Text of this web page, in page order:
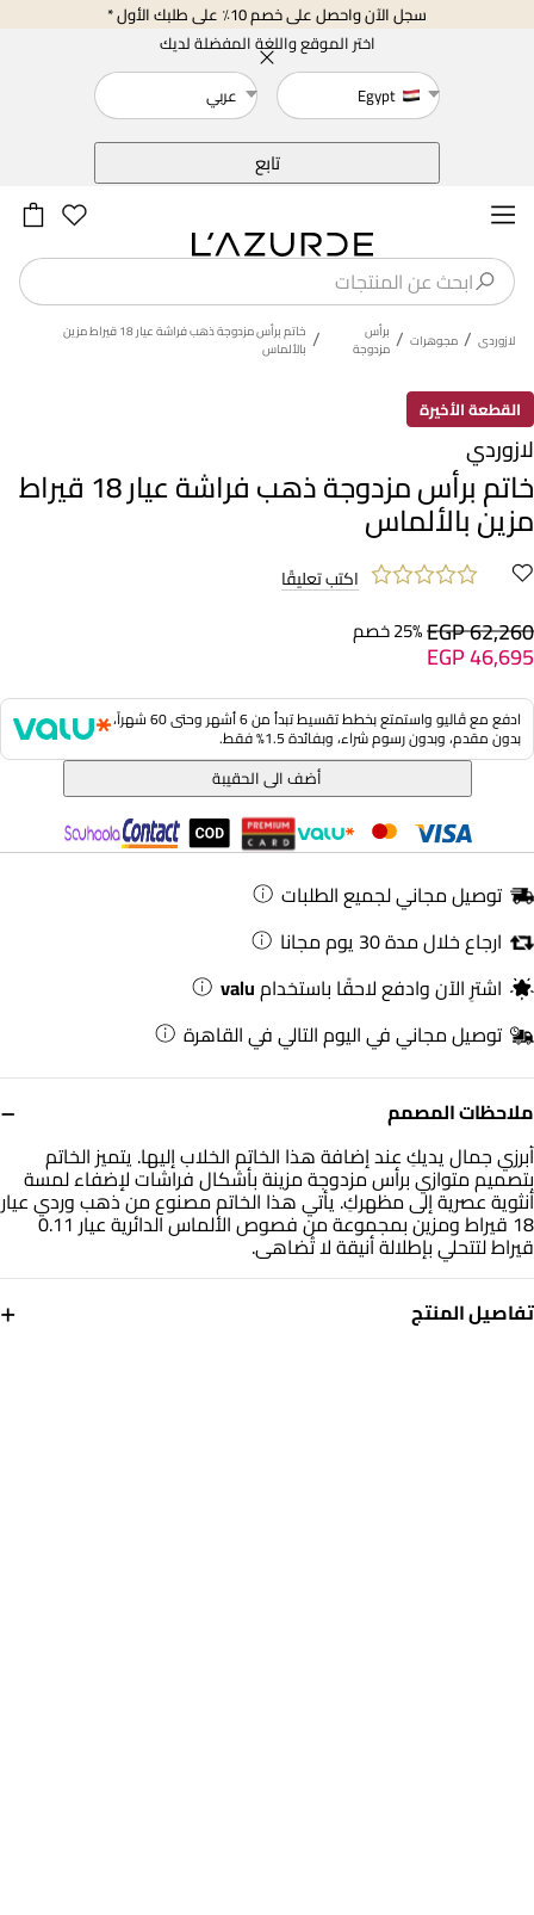
سجل الآن واحصل على خصم 10٪ على طلبك الأول *
اختر الموقع واللغة المفضلة لديك
Egypt
عربي
تابع
لازوردى / مجوهرات / برأس
مزدوجة / خاتم برأس مزدوجة ذهب فراشة عيار 18 قيراط مزين
بالألماس
القطعة الأخيرة
ملاحظات المصمم −
أبرزي جمال يديكِ عند إضافة هذا الخاتم الخلاب إليها. يتميز الخاتم
بتصميم متوازي برأس مزدوجة مزينة بأشكال فراشات لإضفاء لمسة
أنثوية عصرية إلى مظهركِ. يأتي هذا الخاتم مصنوع من ذهب وردي عيار
18 قيراط ومزين بمجموعة من فصوص الألماس الدائرية عيار 0.11
قيراط لتتحلي بإطلالة أنيقة لا تُضاهى.
تفاصيل المنتج
+
لازوردي
خاتم برأس مزدوجة ذهب فراشة عيار 18 قيراط
مزين بالألماس
اكتب تعليقًا
EGP 62,26025% خصم
EGP 46,695
ادفع مع ڤاليو واستمتع بخطط تقسيط تبدأ من 6 أشهر وحتى 60 شهراً،
بدون مقدم، وبدون رسوم شراء، وبفائدة 1.5% فقط.
أضف الى الحقيبة
توصيل مجاني لجميع الطلبات
ارجاع خلال مدة 30 يوم مجانا
اشترِ الآن وادفع لاحقًا باستخدامvalu
توصيل مجاني في اليوم التالي في القاهرة